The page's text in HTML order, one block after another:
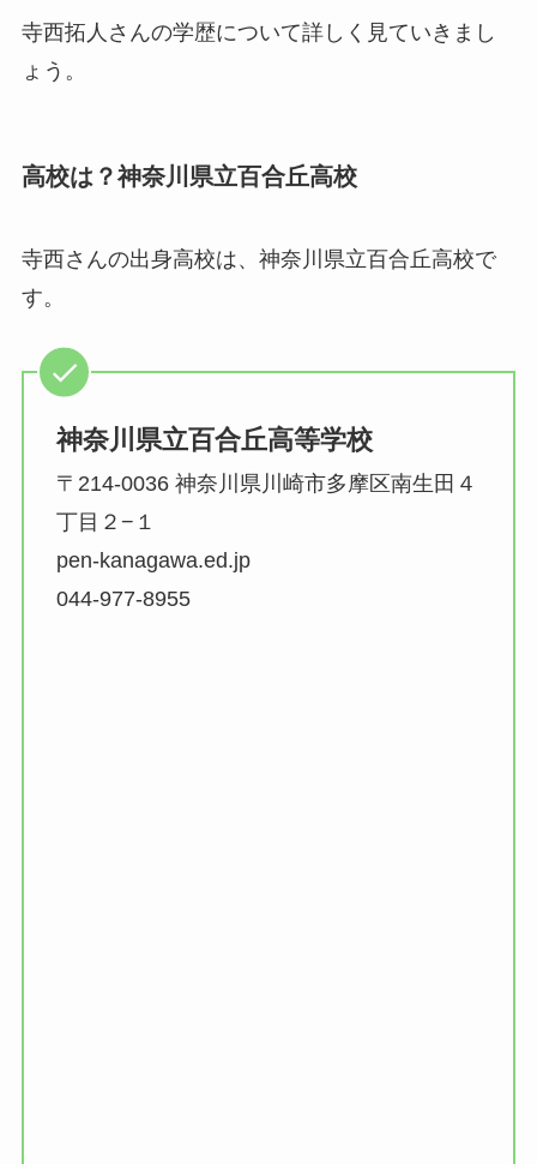
寺西拓人さんの学歴について詳しく見ていきまし
ょう。
高校は？神奈川県立百合丘高校
寺西さんの出身高校は、神奈川県立百合丘高校で
す。
神奈川県立百合丘高等学校
〒214-0036 神奈川県川崎市多摩区南生田４
丁目２−１
pen-kanagawa.ed.jp
044-977-8955